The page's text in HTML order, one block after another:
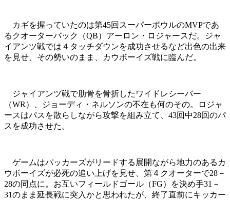
カギを握っていたのは第45回スーパーボウルのMVPであ
るクオーターバック（QB）アーロン・ロジャースだ。ジャ
イアンツ戦では４タッチダウンを成功させるなど出色の出来
を見せ、その勢いのまま、カウボーイズ戦に臨んだ。
ジャイアンツ戦で肋骨を骨折したワイドレシーバー
（WR）、ジョーディ・ネルソンの不在も何のその。ロジャ
ースはパスを散らしながら攻撃を組み立て、43回中28回のパ
スを成功させた。
ゲームはパッカーズがリードする展開ながら地力のあるカ
ウボーイズが必死の追い上げを見せ、第４クオーターで28－
28の同点に。お互いフィールドゴール（FG）を決め手31－
31のまま延長戦に突入かと思われたが、終了直前にキッカー